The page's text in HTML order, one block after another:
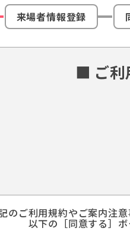
来場者情報登録
■ ご利
のご利用規約やご案内注
以下の［同意する］ボ